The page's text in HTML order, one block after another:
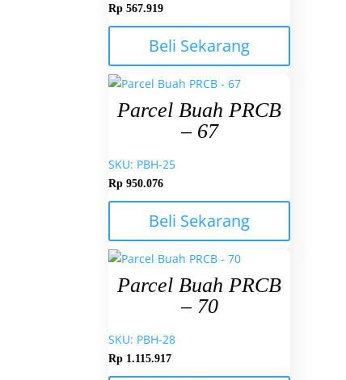
Rp 567.919
Beli Sekarang
Parcel Buah PRCB
– 67
SKU: PBH-25
Rp 950.076
Beli Sekarang
Parcel Buah PRCB
– 70
SKU: PBH-28
Rp 1.115.917